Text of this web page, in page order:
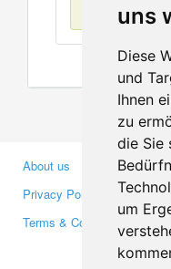
uns
Diese
und
Ihnen
zu
die Sie
um
No items
About us
Privacy Policy
Terms & Conditions